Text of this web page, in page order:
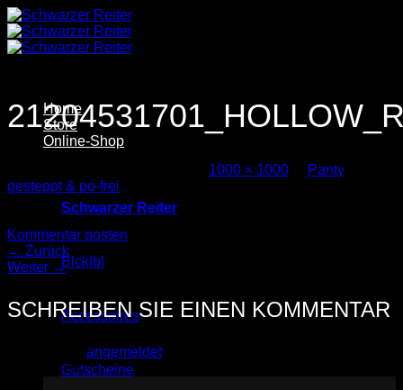
Zum
Inhalt
springen
Home
Store
Online-Shop
Schwarzer Reiter
Blcklbl
Accessoires
Gutscheine
1000 × 1000
Panty
gesteppt & po-frei
Trackbacks sind geschlossen, aber Sie können einen
Kommentar posten
← Zurück
Weiter →
SCHREIBEN SIE EINEN KOMMENTAR
angemeldetsein, um einen Kommentar
abzugeben.